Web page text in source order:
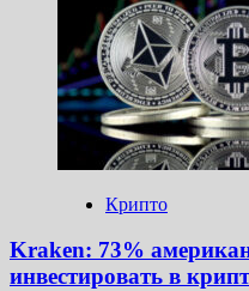
магазин
товаров
для
Rydox
Cybercrime
Крипто
Kraken: 73%
инвестировать в